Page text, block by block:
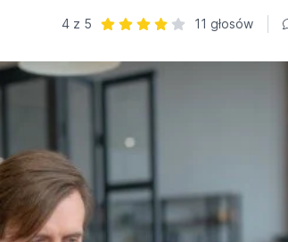
4 z 5
11 głosów